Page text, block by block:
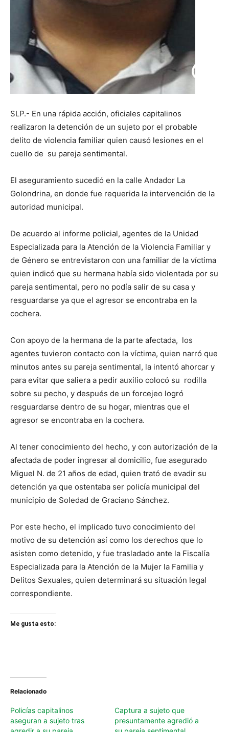
SLP.- En una rápida acción, oficiales capitalinos
realizaron la detención de un sujeto por el probable
delito de violencia familiar quien causó lesiones en el
cuello de su pareja sentimental.
El aseguramiento sucedió en la calle Andador La
Golondrina, en donde fue requerida la intervención de la
autoridad municipal.
De acuerdo al informe policial, agentes de la Unidad
Especializada para la Atención de la Violencia Familiar y
de Género se entrevistaron con una familiar de la víctima
quien indicó que su hermana había sido violentada por su
pareja sentimental, pero no podía salir de su casa y
resguardarse ya que el agresor se encontraba en la
cochera.
Con apoyo de la hermana de la parte afectada, los
agentes tuvieron contacto con la víctima, quien narró que
minutos antes su pareja sentimental, la intentó ahorcar y
para evitar que saliera a pedir auxilio colocó su rodilla
sobre su pecho, y después de un forcejeo logró
resguardarse dentro de su hogar, mientras que el
agresor se encontraba en la cochera.
Al tener conocimiento del hecho, y con autorización de la
afectada de poder ingresar al domicilio, fue asegurado
Miguel N. de 21 años de edad, quien trató de evadir su
detención ya que ostentaba ser policía municipal del
municipio de Soledad de Graciano Sánchez.
Por este hecho, el implicado tuvo conocimiento del
motivo de su detención así como los derechos que lo
asisten como detenido, y fue trasladado ante la Fiscalía
Especializada para la Atención de la Mujer la Familia y
Delitos Sexuales, quien determinará su situación legal
correspondiente.
Me gusta esto:
Relacionado
Policías capitalinos
aseguran a sujeto tras
Captura a sujeto que
presuntamente agredió a